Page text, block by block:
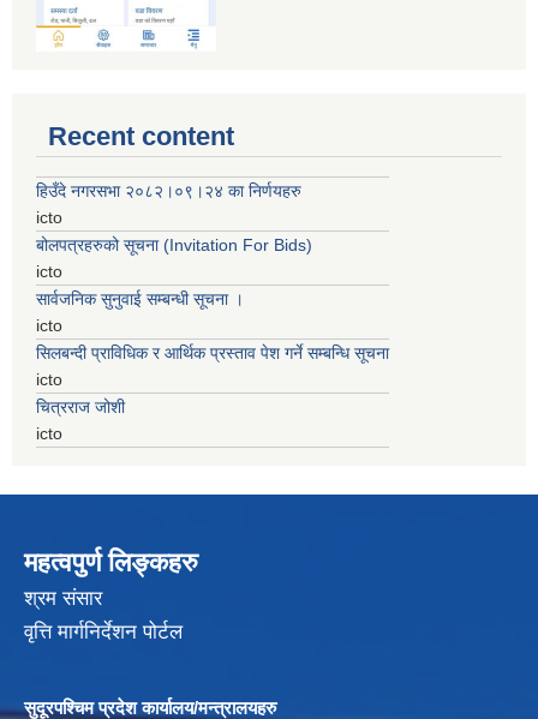
Recent content
हिउँदे नगरसभा २०८२।०९।२४ का निर्णयहरु
icto
बोलपत्रहरुको सूचना (Invitation For Bids)
icto
सार्वजनिक सुनुवाई सम्बन्धी सूचना ।
icto
सिलबन्दी प्राविधिक र आर्थिक प्रस्ताव पेश गर्ने सम्बन्धि सूचना
icto
चित्रराज जोशी
icto
महत्वपुर्ण लिङ्कहरु
श्रम संसार
वृत्ति मार्गनिर्देशन पोर्टल
सुदूरपश्चिम प्रदेश कार्यालय/मन्त्रालयहरु